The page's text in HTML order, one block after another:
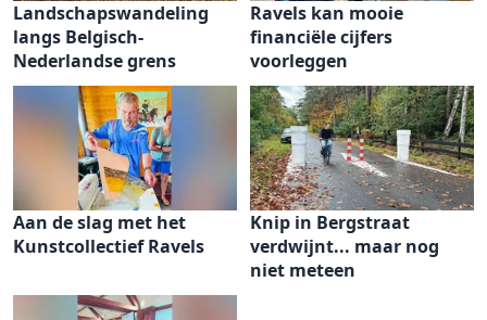
Landschapswandeling
langs Belgisch-
Nederlandse grens
Ravels kan mooie
financiële cijfers
voorleggen
Aan de slag met het
Kunstcollectief Ravels
Knip in Bergstraat
verdwijnt... maar nog
niet meteen